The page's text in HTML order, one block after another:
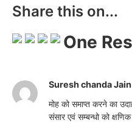
Share this on...
One
Suresh chanda Jain
मोह को समाप्त करने का
संसार एवं सम्बन्धो को